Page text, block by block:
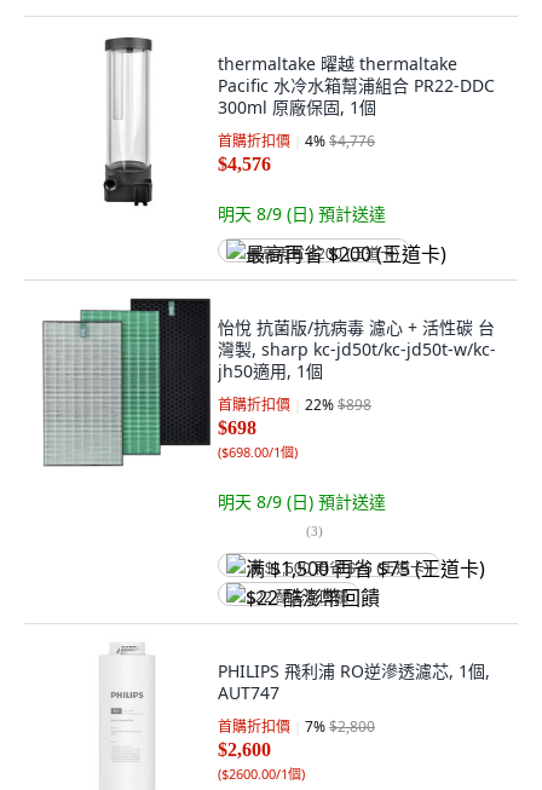
thermaltake 曜越 thermaltake
Pacific 水冷水箱幫浦組合 PR22-DDC
300ml 原廠保固, 1個
首購折扣價 4%$4,776
$4,576
明天 8/9 (日) 預計送達
最高再省 $200 (王道卡)
怡悅 抗菌版/抗病毒 濾心 + 活性碳 台
灣製, sharp kc-jd50t/kc-jd50t-w/kc-
jh50適用, 1個
首購折扣價 22%$898
$698
($698.00/1個)
明天 8/9 (日) 預計送達
(3)
满 $1,500 再省 $75 (王道卡)
$22 酷澎幣回饋
PHILIPS 飛利浦 RO逆滲透濾芯, 1個,
AUT747
首購折扣價 7%$2,800
$2,600
($2600.00/1個)